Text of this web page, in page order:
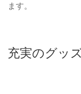
ます。
充実のグッ